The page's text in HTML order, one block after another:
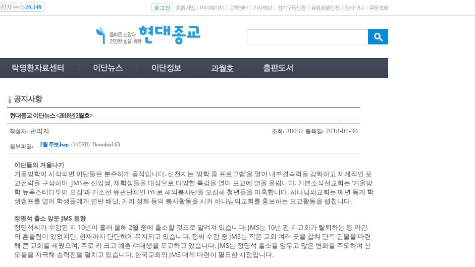
전체뉴스20,149 로그인 회원가입 마이페이지 고객센터 기사제보 정기구독신청 유료회원신청 장바구니 주문조회
공지사항
현대종교 이단뉴스 <2018년 2월호>
작성자: 관리자 조회: 88037 등록일: 2018-01-30
첨부파일: 2월 주보.hwp (14.5KB) Download: 63
이단들의 겨울나기
겨울방학이 시작되면 이단들은 분주하게 움직입니다. 신천지는 ‘방학 중 프로그램’을 열어 내부결속력을 강화하고 체계적인 포
교전략을 구상하며, JMS는 신입생, 재학생들을 대상으로 다양한 특강을 열어 포교에 열을 올립니다. 기쁜소식선교회는 ‘겨울방
학 뉴욕스터디투어 모집’과 기소선 유관단체인 IYF로 해외봉사단을 모집해 청년들을 미혹합니다. 하나님의교회는 매년 동계 학
생캠프를 열어 학생들에게 연탄 배달, 거리 정화 등의 봉사활동을 시켜 하나님의교회를 홍보하는 포교활동을 펼칩니다.
정명석 출소 앞둔 JMS 동향
정명석씨가 수감된 지 10년이 흘러 올해 2월 중에 출소할 것으로 알려져 있습니다. JMS는 10년 전 지교회가 탈퇴하는 등 약간
의 흔들림이 있었지만, 현재까지 단단하게 유지되고 있습니다. 정씨 수감 중 JMS는 작은 교회 여러 곳을 합쳐 단독 건물을 마련
해 큰 교회를 세웠으며, 주로 키 크고 예쁜 여대생을 포교하고 있습니다. JMS는 정명석 출소를 앞두고 많은 변화를 주도하며 신
도들을 자극해 총력전을 펼치고 있습니다. 한국교회의 JMS 대책 마련이 필요한 시점입니다.